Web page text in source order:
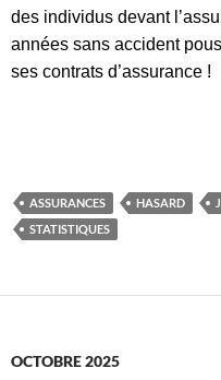
des individus devant
années sans accident
ses contrats d’assurance !
ASSURANCES HASARD
STATISTIQUES
OCTOBRE 2025